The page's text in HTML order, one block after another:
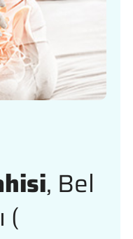
, Bel
(